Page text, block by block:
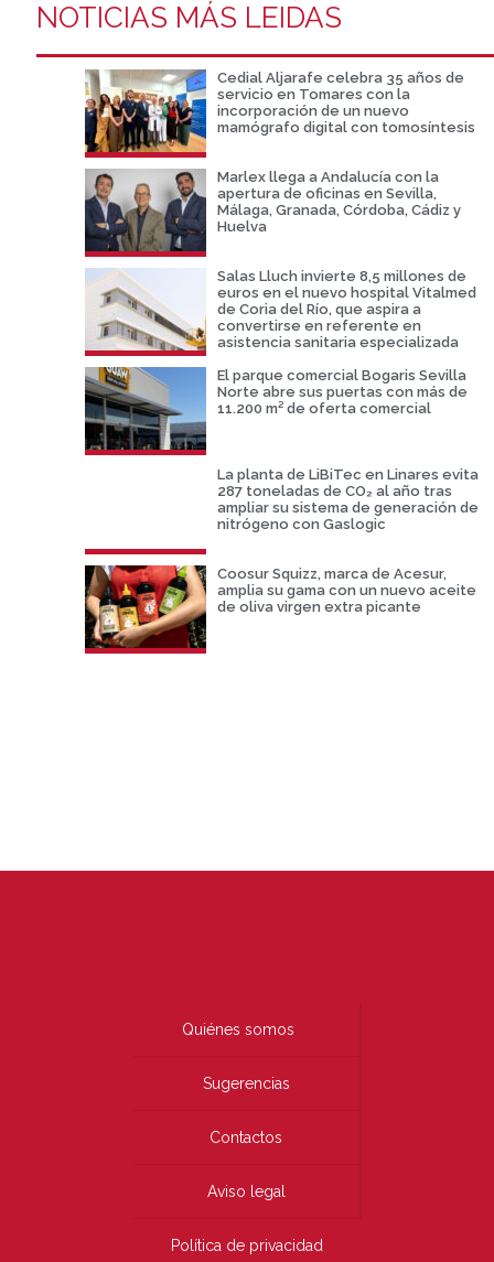
NOTICIAS MÁS LEIDAS
Cedial Aljarafe celebra 35 años de
servicio en Tomares con la
incorporación de un nuevo
mamógrafo digital con tomosíntesis
Marlex llega a Andalucía con la
apertura de oficinas en Sevilla,
Málaga, Granada, Córdoba, Cádiz y
Huelva
Salas Lluch invierte 8,5 millones de
euros en el nuevo hospital Vitalmed
de Coria del Río, que aspira a
convertirse en referente en
asistencia sanitaria especializada
El parque comercial Bogaris Sevilla
Norte abre sus puertas con más de
11.200 m² de oferta comercial
La planta de LiBiTec en Linares evita
287 toneladas de CO₂ al año tras
ampliar su sistema de generación de
nitrógeno con Gaslogic
Coosur Squizz, marca de Acesur,
amplia su gama con un nuevo aceite
de oliva virgen extra picante
Quiénes somos
Sugerencias
Contactos
Aviso legal
Política de privacidad